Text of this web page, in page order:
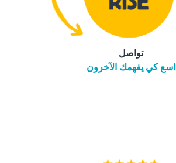
تواصل
اسع كي يفهمك الآخرون